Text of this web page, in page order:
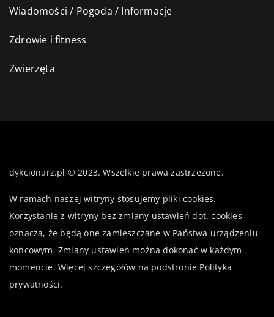
Wiadomości / Pogoda / Informacje
Zdrowie i fitness
Zwierzęta
dykcjonarz.pl © 2023. Wszelkie prawa zastrzeżone.
W ramach naszej witryny stosujemy pliki cookies.
Korzystanie z witryny bez zmiany ustawień dot. cookies
oznacza, że będą one zamieszczane w Państwa urządzeniu
końcowym. Zmiany ustawień można dokonać w każdym
momencie. Więcej szczegółów na podstronie Polityka
prywatności.